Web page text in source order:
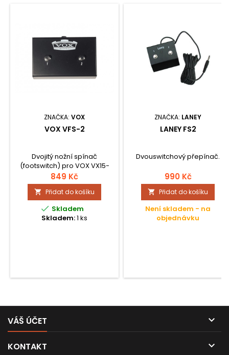
ZNAČKA: VOX
VOX VFS-2
Dvojitý nožní spínač
(footswitch) pro VOX VX15-
GT, AD15-AD100, PF15R,
AC15/30VR, AC15C1,
AC30C2/X, AGA 30/70/150...
849 Kč
 Přidat do košíku
 Skladem
Skladem:1 ks
ZNAČKA: LANEY
LANEY FS2
Dvouswitchový přepínač.
990 Kč
 Přidat do košíku
Není skladem - na
objednávku
VÁŠ ÚČET 
KONTAKT 